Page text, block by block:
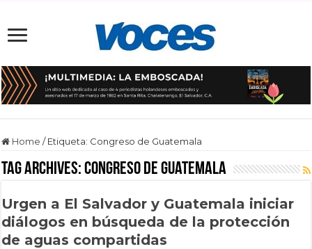
Home / Etiqueta: Congreso de Guatemala
Tag Archives:Congreso de Guatemala
Urgen a El Salvador y Guatemala iniciar
diálogos en búsqueda de la protección
de aguas compartidas